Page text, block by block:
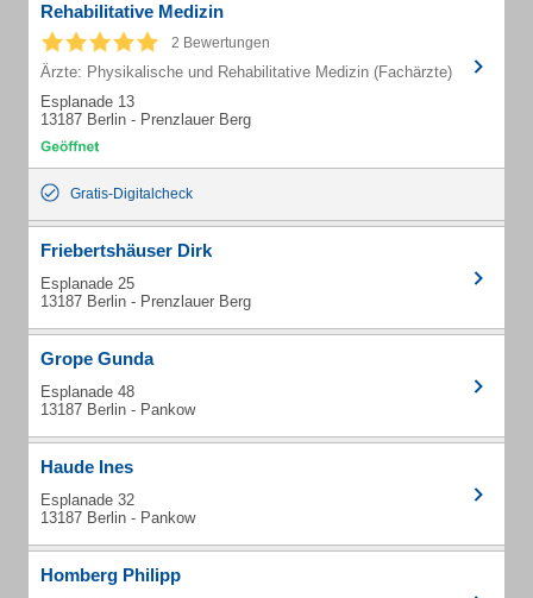
Rehabilitative Medizin
2 Bewertungen
Ärzte: Physikalische und Rehabilitative Medizin (Fachärzte)
Esplanade 13
13187 Berlin - Prenzlauer Berg
Gratis-Digitalcheck
Friebertshäuser Dirk
Esplanade 25
13187 Berlin - Prenzlauer Berg
Grope Gunda
Esplanade 48
13187 Berlin - Pankow
Haude Ines
Esplanade 32
13187 Berlin - Pankow
Homberg Philipp